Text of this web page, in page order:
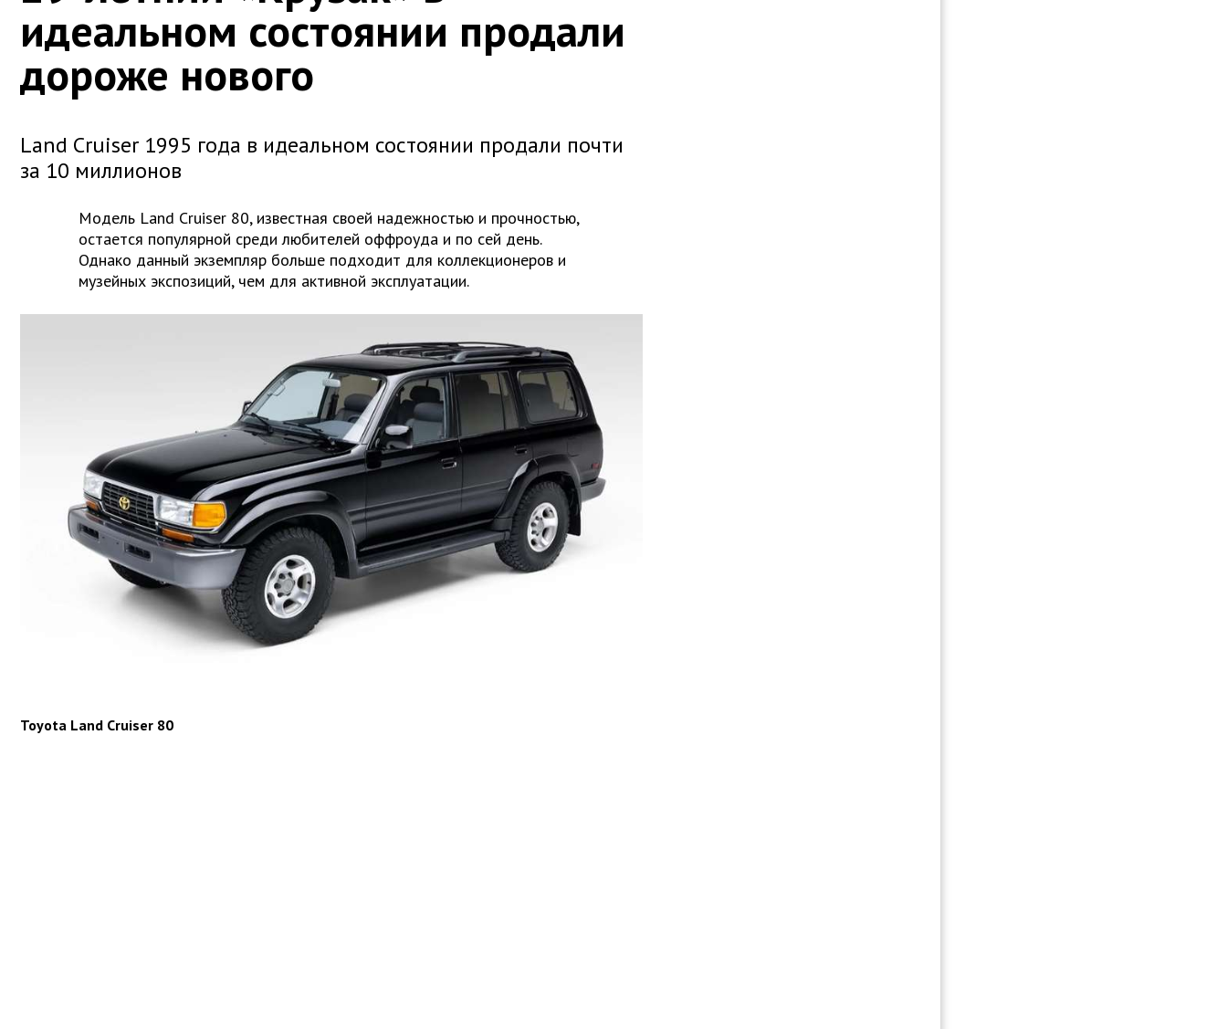
идеальном состоянии продали
дороже нового
Land Cruiser 1995 года в идеальном состоянии продали почти
за 10 миллионов
Модель Land Cruiser 80, известная своей надежностью и прочностью,
остается популярной среди любителей оффроуда и по сей день.
Однако данный экземпляр больше подходит для коллекционеров и
музейных экспозиций, чем для активной эксплуатации.
Toyota Land Cruiser 80